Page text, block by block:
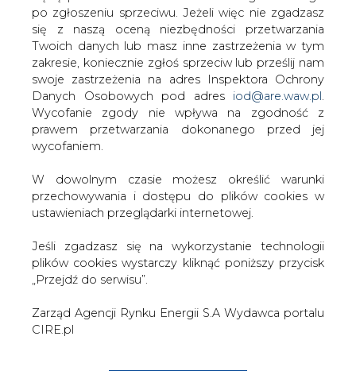
swoje zastrzeżenia na adres Inspektora Ochrony
Danych Osobowych pod adresiod@are.waw.pl.
Wycofanie zgody nie wpływa na zgodność z
prawem przetwarzania dokonanego przed jej
wycofaniem.
W dowolnym czasie możesz określić warunki
przechowywania i dostępu do plików cookies w
ustawieniach przeglądarki internetowej.
Jeśli zgadzasz się na wykorzystanie technologii
plików cookies wystarczy kliknąć poniższy przycisk
„Przejdź do serwisu”.
Zarząd Agencji Rynku Energii S.A Wydawca portalu
CIRE.pl
Przejdź do serwisu
PODPIS
cire.pl
KOMENTARZE(0)